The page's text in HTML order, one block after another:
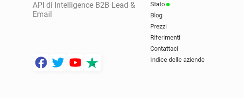
API di Intelligence B2B Lead &
Email
Stato
Blog
Prezzi
Riferimenti
Contattaci
Indice delle aziende